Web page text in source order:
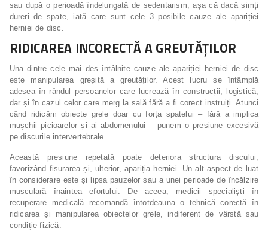
sau după o perioadă îndelungată de sedentarism, așa că dacă simți
dureri de spate, iată care sunt cele 3 posibile cauze ale apariției
herniei de disc.
RIDICAREA INCORECTĂ A GREUTĂȚILOR
Una dintre cele mai des întâlnite cauze ale apariției herniei de disc
este manipularea greșită a greutăților. Acest lucru se întâmplă
adesea în rândul persoanelor care lucrează în construcții, logistică,
dar și în cazul celor care merg la sală fără a fi corect instruiți. Atunci
când ridicăm obiecte grele doar cu forța spatelui – fără a implica
mușchii picioarelor și ai abdomenului – punem o presiune excesivă
pe discurile intervertebrale.
Această presiune repetată poate deteriora structura discului,
favorizând fisurarea și, ulterior, apariția herniei. Un alt aspect de luat
în considerare este și lipsa pauzelor sau a unei perioade de încălzire
musculară înaintea efortului. De aceea, medicii specialiști în
recuperare medicală recomandă întotdeauna o tehnică corectă în
ridicarea și manipularea obiectelor grele, indiferent de vârstă sau
condiție fizică.